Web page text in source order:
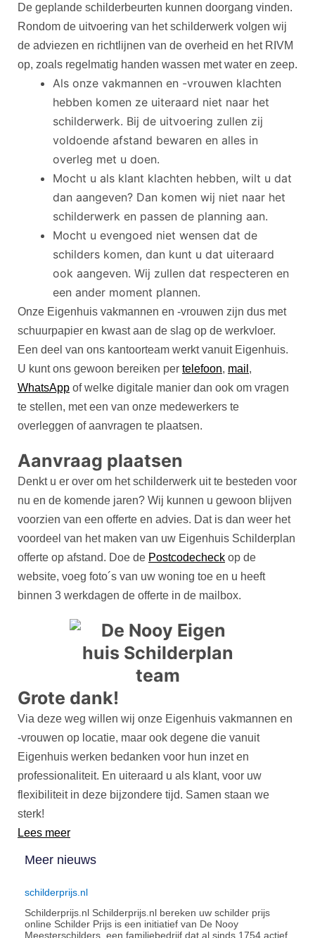
De geplande schilderbeurten kunnen doorgang vinden.
Rondom de uitvoering van het schilderwerk volgen wij
de adviezen en richtlijnen van de overheid en het RIVM
op, zoals regelmatig handen wassen met water en zeep.
Als onze vakmannen en -vrouwen klachten
hebben komen ze uiteraard niet naar het
schilderwerk. Bij de uitvoering zullen zij
voldoende afstand bewaren en alles in
overleg met u doen.
Mocht u als klant klachten hebben, wilt u dat
dan aangeven? Dan komen wij niet naar het
schilderwerk en passen de planning aan.
Mocht u evengoed niet wensen dat de
schilders komen, dan kunt u dat uiteraard
ook aangeven. Wij zullen dat respecteren en
een ander moment plannen.
Onze Eigenhuis vakmannen en -vrouwen zijn dus met
schuurpapier en kwast aan de slag op de werkvloer.
Een deel van ons kantoorteam werkt vanuit Eigenhuis.
U kunt ons gewoon bereiken per telefoon, mail ,
WhatsApp of welke digitale manier dan ook om vragen
te stellen, met een van onze medewerkers te
overleggen of aanvragen te plaatsen.
Aanvraag plaatsen
Denkt u er over om het schilderwerk uit te besteden voor
nu en de komende jaren? Wij kunnen u gewoon blijven
voorzien van een offerte en advies. Dat is dan weer het
voordeel van het maken van uw Eigenhuis Schilderplan
offerte op afstand. Doe de Postcodecheck op de
website, voeg foto´s van uw woning toe en u heeft
binnen 3 werkdagen de offerte in de mailbox.
Grote dank!
Via deze weg willen wij onze Eigenhuis vakmannen en
-vrouwen op locatie, maar ook degene die vanuit
Eigenhuis werken bedanken voor hun inzet en
professionaliteit. En uiteraard u als klant, voor uw
flexibiliteit in deze bijzondere tijd. Samen staan we
sterk!
Lees meer
Meer nieuws
schilderprijs.nl
Schilderprijs.nl Schilderprijs.nl bereken uw schilder prijs
online Schilder Prijs is een initiatief van De Nooy
Meesterschilders, een familiebedrijf dat al sinds 1754 actief